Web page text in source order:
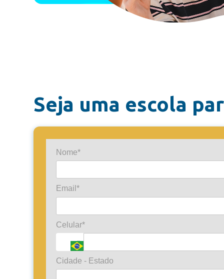
Seja uma escola
Nome*
Email*
Celular*
Cidade - Estado